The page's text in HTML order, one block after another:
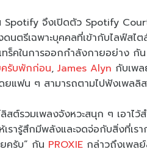
Spotify จึงเปิดตัว Spotify
ดนตรีเฉพาะบุคคลที่เข้ากับไลฟ์
ทร็คในการออกกำลังกายอย่าง กัน
ครับพักก่อน, James Alyn กับเพ
ยแฟน ๆ สามารถตามไปฟังเพลลิ
สต์รวมเพลงจังหวะสนุก ๆ เอาไ
ห้เรารู้สึกมีพลังและจดจ่อกับสิ่งที่เ
ครับ” กัน PROXIE กล่าวถึงเพล